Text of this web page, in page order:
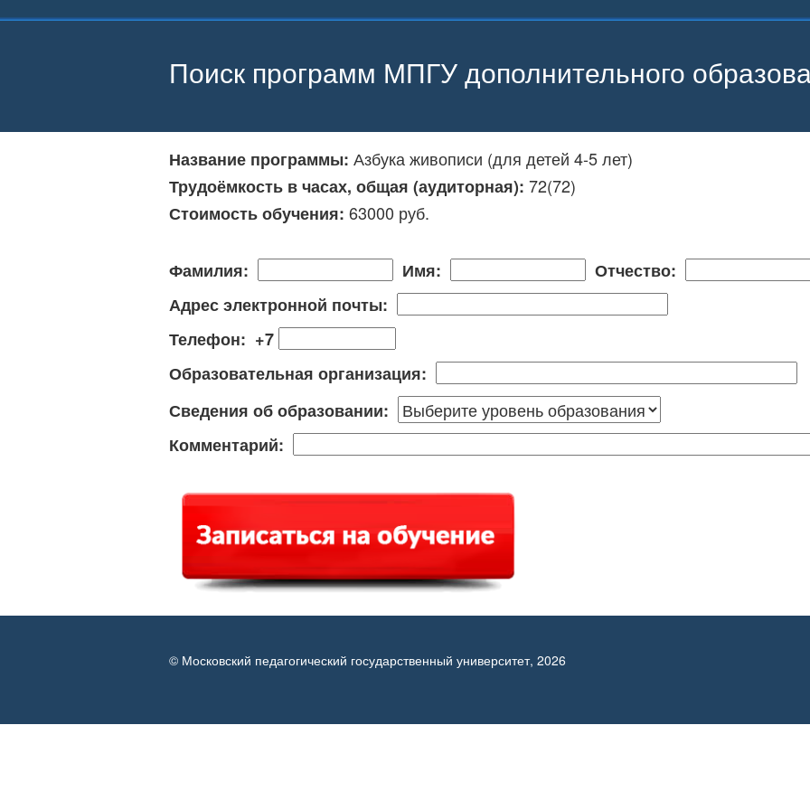
Поиск программ МПГУ дополнительного
Название программы: Азбука живописи (для детей 4-5 лет)
Трудоёмкость в часах, общая (аудиторная): 72(72)
Стоимость обучения: 63000 руб.
Фамилия: Имя:
Отчество:
Адрес электронной почты:
Телефон: +7
Образовательная организация:
Сведения об образовании:
Комментарий:
© Московский педагогический государственный университет, 2026